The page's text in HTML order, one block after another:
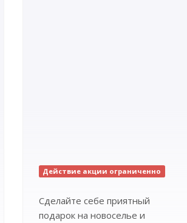
Действие акции ограниченно
Сделайте себе приятный
подарок на новоселье и